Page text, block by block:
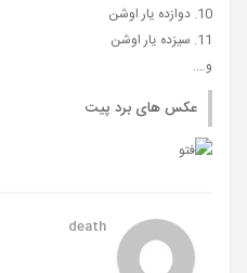
10. دوازده یار اوشن
11. سیزده یار اوشن
و….
عکس های برد پیت
death